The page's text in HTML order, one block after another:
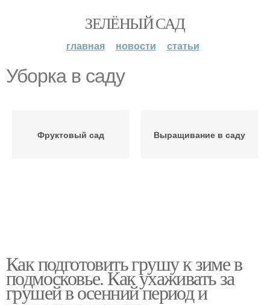
ЗЕЛЁНЫЙ САД
главная новости статьи
Уборка в саду
Фруктовый сад Выращивание в саду
Как подготовить грушу к зиме в
подмосковье. Как ухаживать за
грушей в осенний период и